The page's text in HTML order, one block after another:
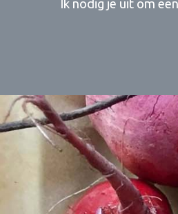
Ik nodig je uit om